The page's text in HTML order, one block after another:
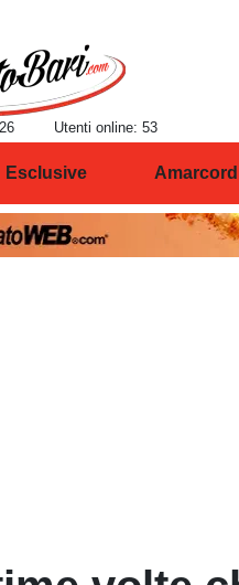
Utenti online: 53
Esclusive Amarcord